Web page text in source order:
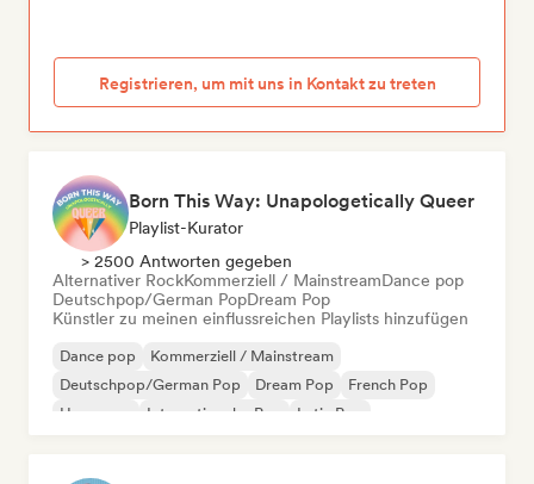
Registrieren, um mit uns in Kontakt zu treten
Born This Way: Unapologetically Queer
Playlist-Kurator
> 2500 Antworten gegeben
Alternativer RockKommerziell / MainstreamDance pop
Deutschpop/German PopDream Pop
Künstler zu meinen einflussreichen Playlists hinzufügen
Dance pop
Kommerziell / Mainstream
Deutschpop/German Pop
Dream Pop
French Pop
Hyperpop
Internationaler Pop Latin Pop